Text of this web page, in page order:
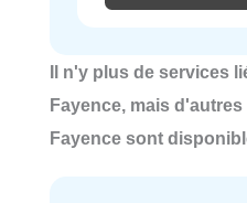
Il n'y plus de services
Fayence, mais
Fayence sont